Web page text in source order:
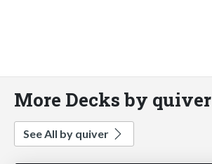
More Decks by quiver
See All by quiver